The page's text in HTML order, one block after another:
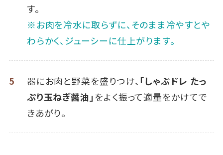
す。
※お肉を冷水に取らずに、そのまま冷やすとや
わらかく、ジューシーに仕上がります。
5 器にお肉と野菜を盛りつけ、 「しゃぶドレ たっ
ぷり玉ねぎ醤油」をよく振って適量をかけてで
きあがり。